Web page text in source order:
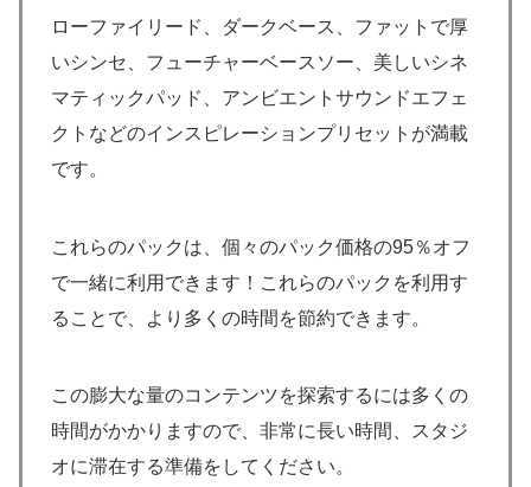
ローファイリード、ダークベース、ファットで厚
いシンセ、フューチャーベースソー、美しいシネ
マティックパッド、アンビエントサウンドエフェ
クトなどのインスピレーションプリセットが満載
です。
これらのパックは、個々のパック価格の95％オフ
で一緒に利用できます！これらのパックを利用す
ることで、より多くの時間を節約できます。
この膨大な量のコンテンツを探索するには多くの
時間がかかりますので、非常に長い時間、スタジ
オに滞在する準備をしてください。